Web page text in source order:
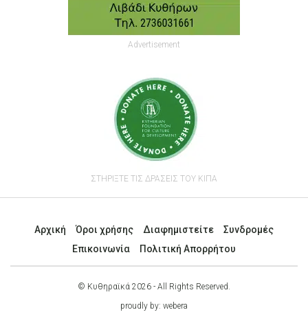
Advertisement
ΣΤΗΡΙΞΤΕ ΤΙΣ ΔΡΑΣΕΙΣ ΤΟΥ ΚΙΠΑ
Αρχική Όροι χρήσης Διαφημιστείτε
Συνδρομές
Επικοινωνία
Πολιτική Απορρήτου
© Κυθηραϊκά 2026 - All Rights Reserved.
proudly by: webera